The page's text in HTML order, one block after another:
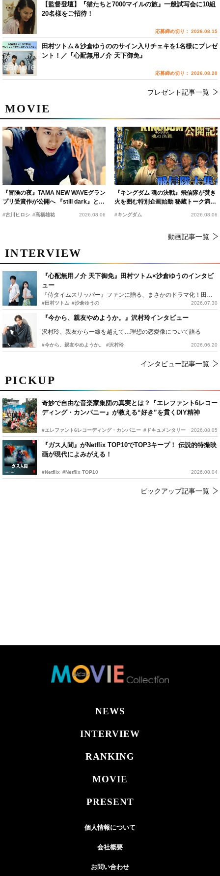
PICKUP
奇妙で自由な音楽家集団の真実とは？『エレファント6レコー
ディング・カンパニー』が教える“好き”を貫くDIY精神
#エレファント6レコーディング・カンパニー #ドキュメンタリー 2026.08.05
『ガス人間』がNetflix TOP10でTOP3キープ！ 伝説的特撮映
画が現代によみがえる！
#Netflix #Netflix TOP10 2026.08.04
ピックアップ記事一覧
MOVIE
『冒険の夜』TAMA NEW WAVEグラン
プリ受賞作が公開へ 『still dark』と同
時上映決定
#古川ヒロシ #髙橋雄祐 2026.08.06
『キングダム 魂の決戦』飛信隊が焚き
火を囲む特別企画始動 秘蔵トーク満載
の“キングダムキャンプ”開催
#キングダム 2026.08.06
動画記事一覧
INTERVIEW
『心配無用ノ介 天下御免』田村ツトム×沙倉ゆうのインタビ
ュー
#田村ツトム #沙倉ゆうの 2026.07.30
『今から、親友やめようか。』沢村玲インタビュー
沢村玲、親友から一線を越えて…理想の恋愛像について語る
#今から、親友やめようか。 #沢村玲 2026.06.20
インタビュー記事一覧
【監督登壇】『猫たちと7000マイルの旅』一般試写会に10組
20名様をご招待！
応募締め切り： 2026.08.15
田村ツトム＆沙倉ゆうののサイン入りチェキを1名様にプレゼ
ント！／『心配無用ノ介 天下御免』
応募締め切り： 2026.08.20
プレゼント記事一覧
NEWS
INTERVIEW
RANKING
MOVIE
PRESENT
個人情報について
会社概要
お問い合わせ